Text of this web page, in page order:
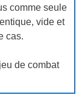
comme seule
vide et
cas.
de combat